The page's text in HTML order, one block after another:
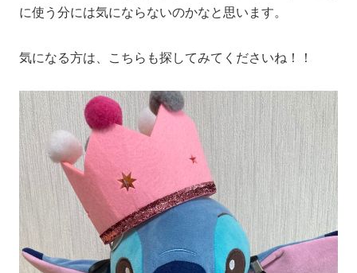
に使う分には気にならないのかなと思います。
気になる方は、こちらも探してみてくださいね！！